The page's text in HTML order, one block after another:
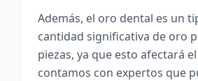
Además, el oro dental es un
cantidad significativa de oro
piezas, ya que esto afectará
contamos con expertos que